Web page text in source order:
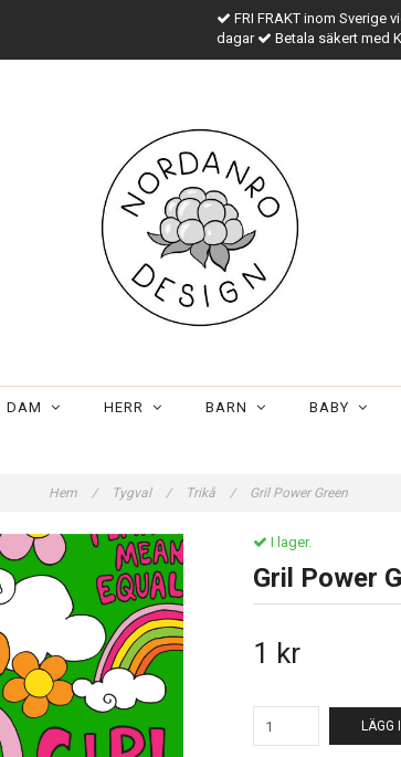
FRI FRAKT inom Sverige
dagar
Betala säkert med
DAM HERR BARN BABY
Hem / Tygval / Trikå / Gril Power Green
I lager.
Gril Power
1 kr
LÄGG